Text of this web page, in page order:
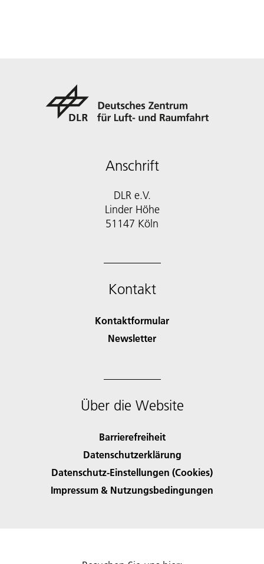
Anschrift
DLR e.V.
Linder Höhe
51147 Köln
Kontakt
Kontaktformular
Newsletter
Über die Website
Barrierefreiheit
Datenschutzerklärung
Datenschutz-Einstellungen (Cookies)
Impressum & Nutzungsbedingungen